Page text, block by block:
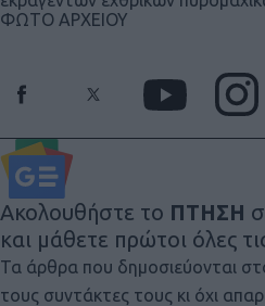
ΦΩΤΟ ΑΡΧΕΙΟΥ
Ακολουθήστε το ΠΤΗΣΗ
και μάθετε πρώτοι όλες
Τα άρθρα που δημοσιεύονται
τους συντάκτες τους κι όχι